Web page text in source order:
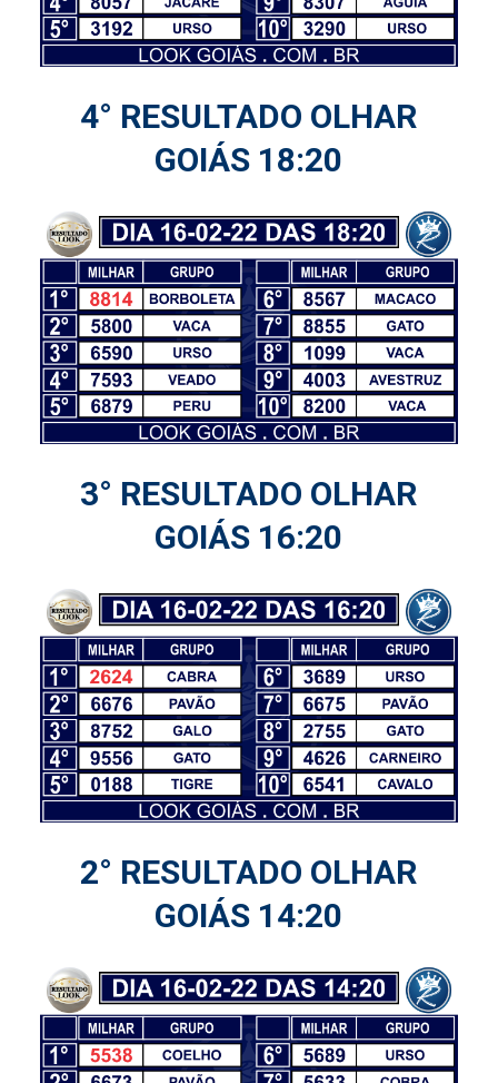
4° RESULTADO OLHAR
GOIÁS 18:20
3° RESULTADO OLHAR
GOIÁS 16:20
2° RESULTADO OLHAR
GOIÁS 14:20